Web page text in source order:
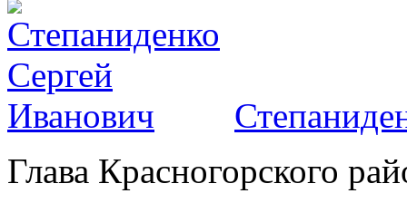
Глава Красногорского